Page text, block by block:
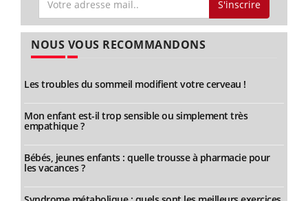
S'inscrire
NOUS VOUS RECOMMANDONS
Les troubles du sommeil modifient votre cerveau !
Mon enfant est-il trop sensible ou simplement très
empathique ?
Bébés, jeunes enfants : quelle trousse à pharmacie pour
les vacances ?